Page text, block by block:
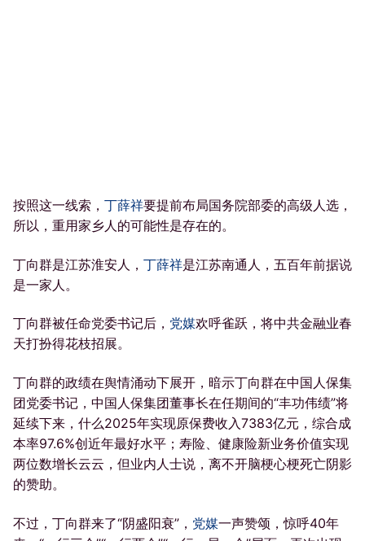
按照这一线索， 丁薛祥要提前布局国务院部委的高级人选，
所以，重用家乡人的可能性是存在的。
丁向群是江苏淮安人， 丁薛祥是江苏南通人，五百年前据说
是一家人。
丁向群被任命党委书记后， 党媒欢呼雀跃，将中共金融业春
天打扮得花枝招展。
丁向群的政绩在舆情涌动下展开，暗示丁向群在中国人保集
团党委书记，中国人保集团董事长在任期间的“丰功伟绩”将
延续下来，什么2025年实现原保费收入7383亿元，综合成
本率97.6%创近年最好水平；寿险、健康险新业务价值实现
两位数增长云云，但业内人士说，离不开脑梗心梗死亡阴影
的赞助。
不过，丁向群来了“阴盛阳衰”， 党媒一声赞颂，惊呼40年